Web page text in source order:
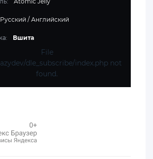
Русский / Английский
Вшита
File
dle_subscribe/index.php not
found.